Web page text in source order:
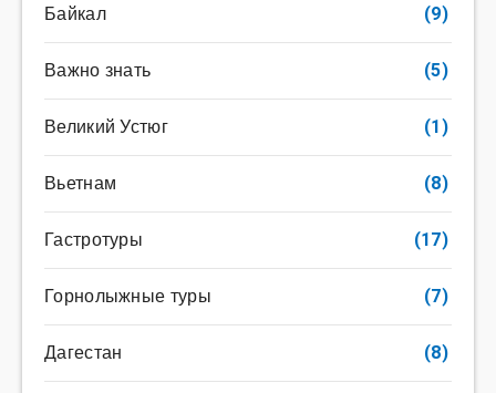
Байкал (9)
Важно знать (5)
Великий Устюг (1)
Вьетнам (8)
Гастротуры (17)
Горнолыжные туры (7)
Дагестан (8)